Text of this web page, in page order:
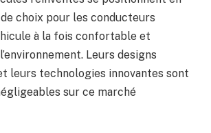
choix pour les conducteurs
à la fois confortable et
Leurs designs
leurs technologies innovantes sont
sur ce marché